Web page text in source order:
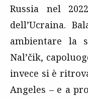
Russia nel
dell’Ucraina.
ambientare la
Nal’čik,
invece si è
Angeles – e a